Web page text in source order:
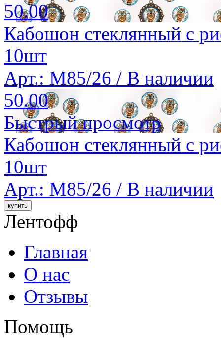
50.00
Кабошон стеклянный с
10шт
Арт.: M85/26 / В наличии
50.00
Быстрый просмотр
Кабошон стеклянный с
10шт
Арт.: M85/26 / В наличии
Лентофф
Главная
О нас
Отзывы
Помощь